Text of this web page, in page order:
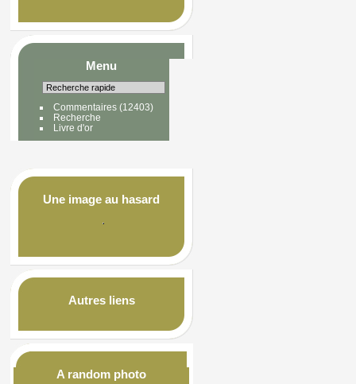
Menu
Commentaires(12403)
Recherche
Livre d'or
Une image au hasard
Autres liens
A random photo